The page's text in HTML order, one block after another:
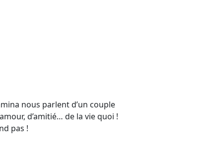
nous parlent d’un couple
d’amitié… de la vie quoi !
pas !